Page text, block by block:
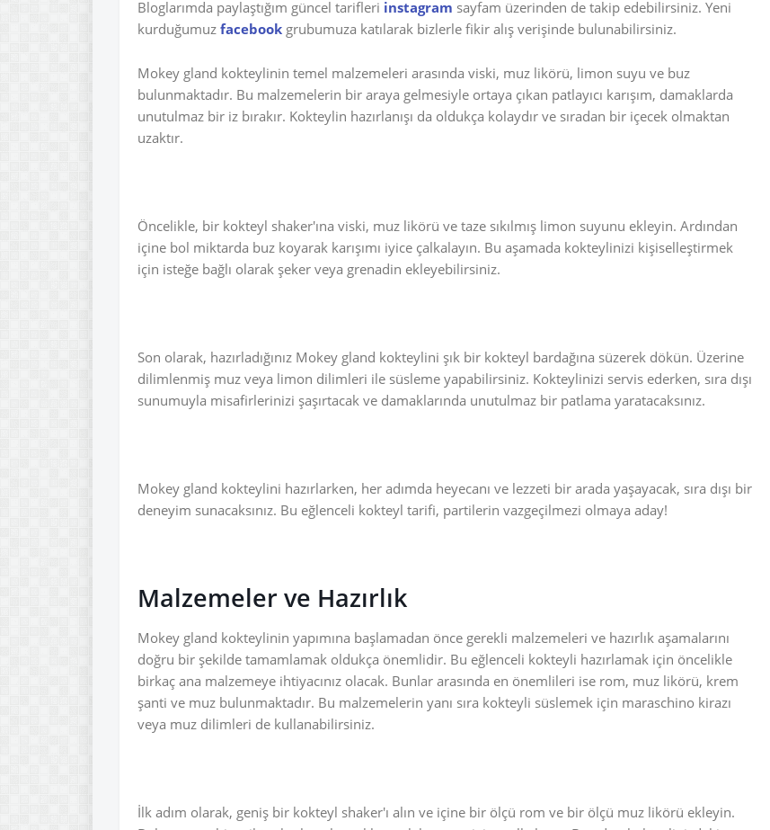
Bloglarımda paylaştığım güncel tarifleri instagram sayfam üzerinden de takip edebilirsiniz. Yeni
kurduğumuz facebook grubumuza katılarak bizlerle fikir alış verişinde bulunabilirsiniz.
Mokey gland kokteylinin temel malzemeleri arasında viski, muz likörü, limon suyu ve buz
bulunmaktadır. Bu malzemelerin bir araya gelmesiyle ortaya çıkan patlayıcı karışım, damaklarda
unutulmaz bir iz bırakır. Kokteylin hazırlanışı da oldukça kolaydır ve sıradan bir içecek olmaktan
uzaktır.
Öncelikle, bir kokteyl shaker'ına viski, muz likörü ve taze sıkılmış limon suyunu ekleyin. Ardından
içine bol miktarda buz koyarak karışımı iyice çalkalayın. Bu aşamada kokteylinizi kişiselleştirmek
için isteğe bağlı olarak şeker veya grenadin ekleyebilirsiniz.
Son olarak, hazırladığınız Mokey gland kokteylini şık bir kokteyl bardağına süzerek dökün. Üzerine
dilimlenmiş muz veya limon dilimleri ile süsleme yapabilirsiniz. Kokteylinizi servis ederken, sıra dışı
sunumuyla misafirlerinizi şaşırtacak ve damaklarında unutulmaz bir patlama yaratacaksınız.
Mokey gland kokteylini hazırlarken, her adımda heyecanı ve lezzeti bir arada yaşayacak, sıra dışı bir
deneyim sunacaksınız. Bu eğlenceli kokteyl tarifi, partilerin vazgeçilmezi olmaya aday!
Malzemeler ve Hazırlık
Mokey gland kokteylinin yapımına başlamadan önce gerekli malzemeleri ve hazırlık aşamalarını
doğru bir şekilde tamamlamak oldukça önemlidir. Bu eğlenceli kokteyli hazırlamak için öncelikle
birkaç ana malzemeye ihtiyacınız olacak. Bunlar arasında en önemlileri ise rom, muz likörü, krem
şanti ve muz bulunmaktadır. Bu malzemelerin yanı sıra kokteyli süslemek için maraschino kirazı
veya muz dilimleri de kullanabilirsiniz.
İlk adım olarak, geniş bir kokteyl shaker'ı alın ve içine bir ölçü rom ve bir ölçü muz likörü ekleyin.